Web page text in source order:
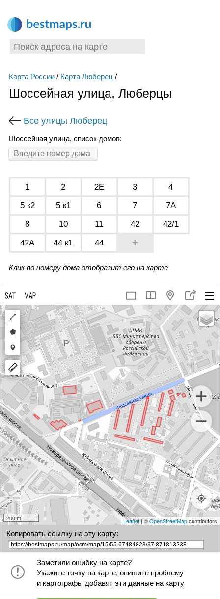
Карта России/ Карта Люберец /
Шоссейная улица, Люберцы
Все улицы Люберец
Шоссейная улица, список домов:
1 2 2Е 3
4
5 к2
5 к1 6 7
7А
8
10 11 42
42/1
42А
44 к1 44 +
Клик по номеру дома отобразит его на карте
Draw
a
polyline
Draw
a
polygon
Draw
a
marker
200 m Leaflet| ©OpenStreetMapcontributors
Копировать ссылку на эту карту:
Заметили ошибку на карте?
Укажите точку на карте, опишите проблему
и картографы добавят эти данные на карту